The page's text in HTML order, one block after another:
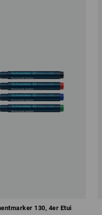
130, 4er Etui